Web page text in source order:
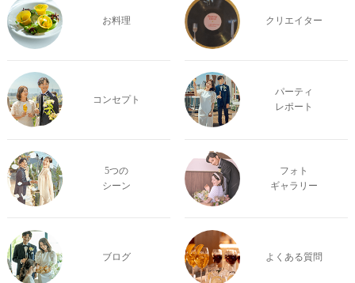
お料理 クリエイター
コンセプト
パーティ
レポート
5つの
シーン
フォト
ギャラリー
ブログ よくある質問